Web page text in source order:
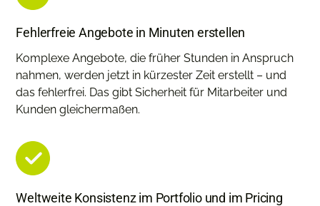
Fehlerfreie Angebote in Minuten erstellen
Komplexe Angebote, die früher Stunden in Anspruch
nahmen, werden jetzt in kürzester Zeit erstellt – und
das fehlerfrei. Das gibt Sicherheit für Mitarbeiter und
Kunden gleichermaßen.
Weltweite Konsistenz im Portfolio und im Pricing